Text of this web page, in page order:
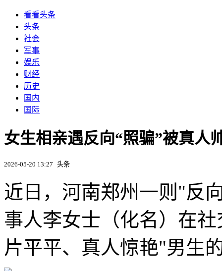
看看头条
头条
社会
军事
娱乐
财经
历史
国内
国际
女生相亲遇反向“照骗”被真人
2026-05-20 13:27 头条
近日，河南郑州一则"反
事人李女士（化名）在
片平平、真人惊艳"男生